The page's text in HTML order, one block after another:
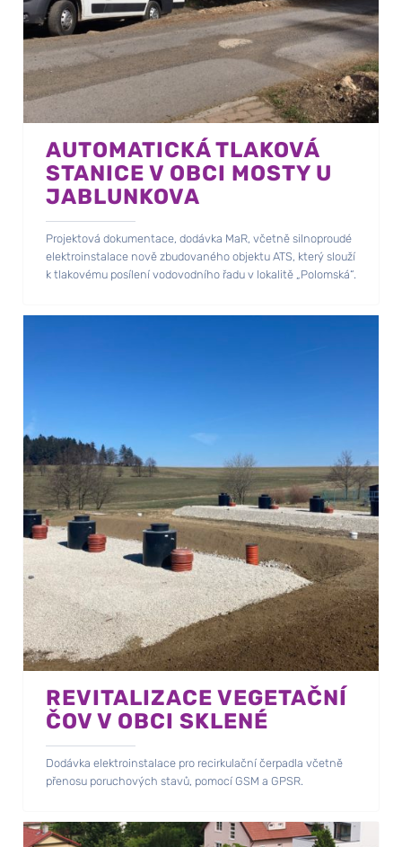
AUTOMATICKÁ TLAKOVÁ
STANICE V OBCI MOSTY U
JABLUNKOVA
Projektová dokumentace, dodávka MaR, včetně silnoproudé
elektroinstalace nově zbudovaného objektu ATS, který slouží
k tlakovému posílení vodovodního řadu v lokalitě „Polomská“.
REVITALIZACE VEGETAČNÍ
ČOV V OBCI SKLENÉ
Dodávka elektroinstalace pro recirkulační čerpadla včetně
přenosu poruchových stavů, pomocí GSM a GPSR.